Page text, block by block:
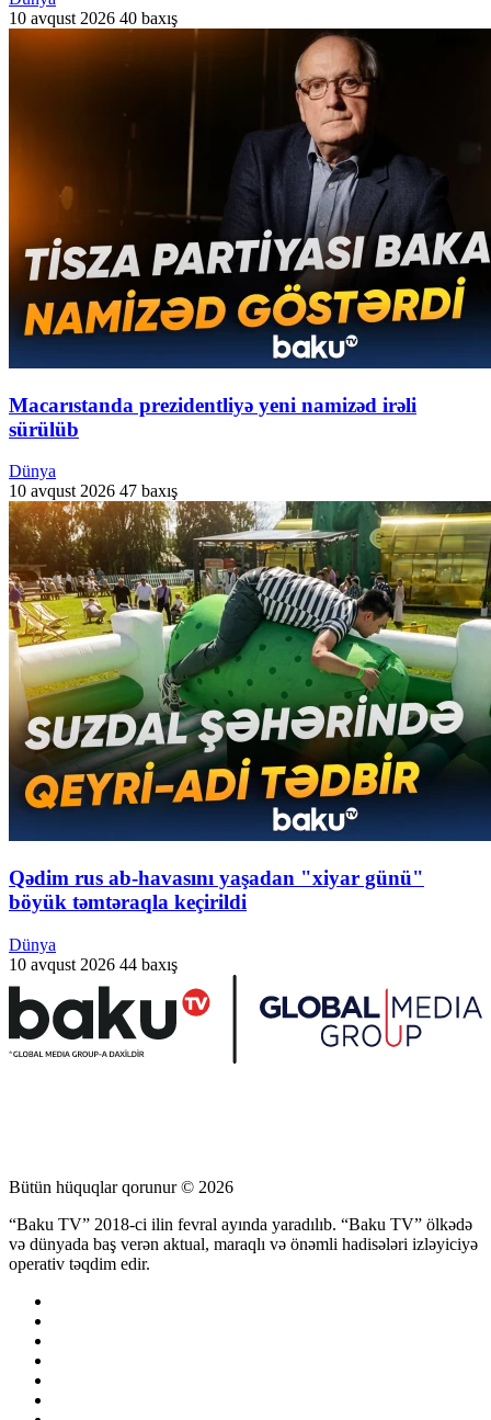
10 avqust 2026 40 baxış
Macarıstanda prezidentliyə yeni namizəd irəli
sürülüb
Dünya
10 avqust 2026 47 baxış
Qədim rus ab-havasını yaşadan "xiyar günü"
böyük təmtəraqla keçirildi
Dünya
10 avqust 2026 44 baxış
Bütün hüquqlar qorunur © 2026
“Baku TV” 2018-ci ilin fevral ayında yaradılıb. “Baku TV” ölkədə
və dünyada baş verən aktual, maraqlı və önəmli hadisələri izləyiciyə
operativ təqdim edir.